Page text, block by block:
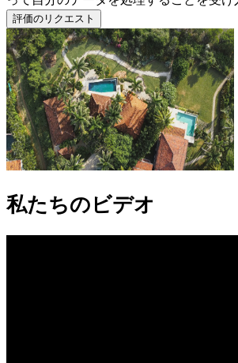
評価のリクエスト
私たちのビデオ